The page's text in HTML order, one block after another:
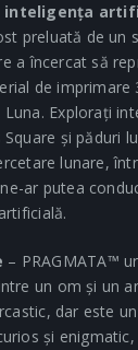
inteligența
preluată de un
a încercat să
de imprimare
Explorați
și păduri
lunare,
ar putea
– PRAGMATA™
un om și un
dar este
și